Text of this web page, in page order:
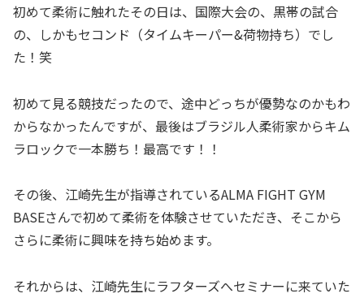
初めて柔術に触れたその日は、国際大会の、黒帯の試合
の、しかもセコンド（タイムキーパー&荷物持ち）でし
た！笑
初めて見る競技だったので、途中どっちが優勢なのかもわ
からなかったんですが、最後はブラジル人柔術家からキム
ラロックで一本勝ち！最高です！！
その後、江崎先生が指導されているALMA FIGHT GYM
BASEさんで初めて柔術を体験させていただき、そこから
さらに柔術に興味を持ち始めます。
それからは、江崎先生にラフターズへセミナーに来ていた